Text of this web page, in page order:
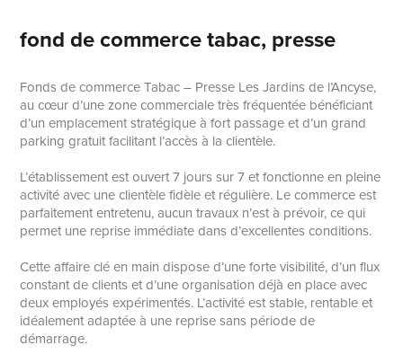
fond de commerce tabac, presse
Fonds de commerce Tabac – Presse Les Jardins de l’Ancyse,
au cœur d’une zone commerciale très fréquentée bénéficiant
d’un emplacement stratégique à fort passage et d’un grand
parking gratuit facilitant l’accès à la clientèle.
L’établissement est ouvert 7 jours sur 7 et fonctionne en pleine
activité avec une clientèle fidèle et régulière. Le commerce est
parfaitement entretenu, aucun travaux n’est à prévoir, ce qui
permet une reprise immédiate dans d’excellentes conditions.
Cette affaire clé en main dispose d’une forte visibilité, d’un flux
constant de clients et d’une organisation déjà en place avec
deux employés expérimentés. L’activité est stable, rentable et
idéalement adaptée à une reprise sans période de
démarrage.